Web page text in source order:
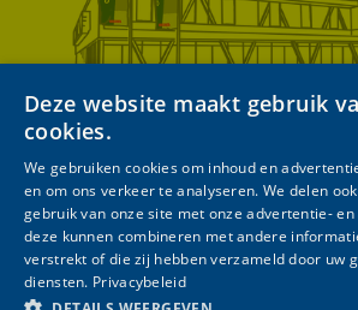
Terug naar de PCC homepage
© PCC | design & development
Deze website maakt gebruik
cookies.
We gebruiken cookies om inhoud en
en om ons verkeer te analyseren. We delen
gebruik van onze site met onze advertentie-
deze kunnen combineren met andere
verstrekt of die zij hebben verzameld door uw
diensten. Privacybeleid